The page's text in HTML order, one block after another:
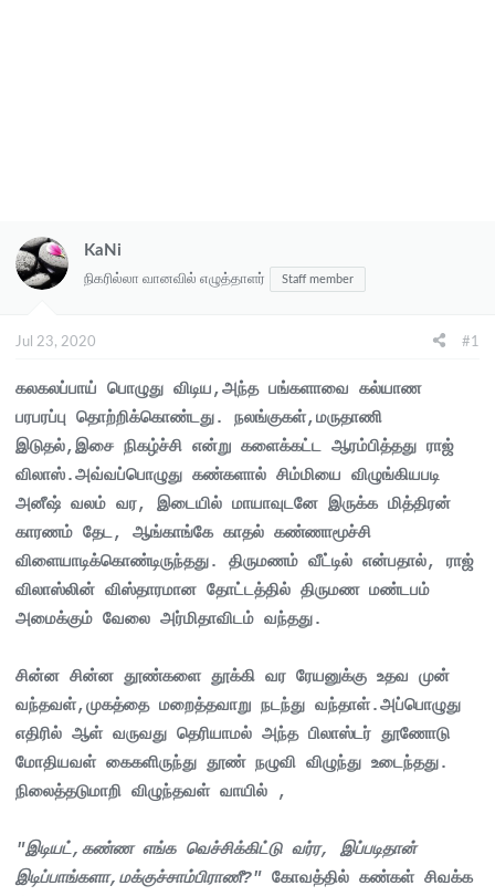
KaNi
நிகரில்லா வானவில் எழுத்தாளர் Staff member
Jul 23, 2020 #1
கலகலப்பாய் பொழுது விடிய,அந்த பங்களாவை கல்யாண
பரபரப்பு தொற்றிக்கொண்டது. நலங்குகள்,மருதாணி
இடுதல்,இசை நிகழ்ச்சி என்று களைக்கட்ட ஆரம்பித்தது ராஜ்
விலாஸ்.அவ்வப்பொழுது கண்களால் சிம்மியை விழுங்கியபடி
அனீஷ் வலம் வர, இடையில் மாயாவுடனே இருக்க மித்திரன்
காரணம் தேட, ஆங்காங்கே காதல் கண்ணாமூச்சி
விளையாடிக்கொண்டிருந்தது. திருமணம் வீட்டில் என்பதால், ராஜ்
விலாஸ்லின் விஸ்தாரமான தோட்டத்தில் திருமண மண்டபம்
அமைக்கும் வேலை அர்மிதாவிடம் வந்தது.
சின்ன சின்ன தூண்களை தூக்கி வர ரேயனுக்கு உதவ முன்
வந்தவள்,முகத்தை மறைத்தவாறு நடந்து வந்தாள்.அப்பொழுது
எதிரில் ஆள் வருவது தெரியாமல் அந்த பிலாஸ்டர் தூணோடு
மோதியவள் கைகளிருந்து தூண் நழுவி விழுந்து உடைந்தது.
நிலைத்தடுமாறி விழுந்தவள் வாயில் ,
"இடியட்,கண்ண எங்க வெச்சிக்கிட்டு வர்ர, இப்படிதான்
இடிப்பாங்களா,மக்குச்சாம்பிராணீ?" கோவத்தில் கண்கள் சிவக்க